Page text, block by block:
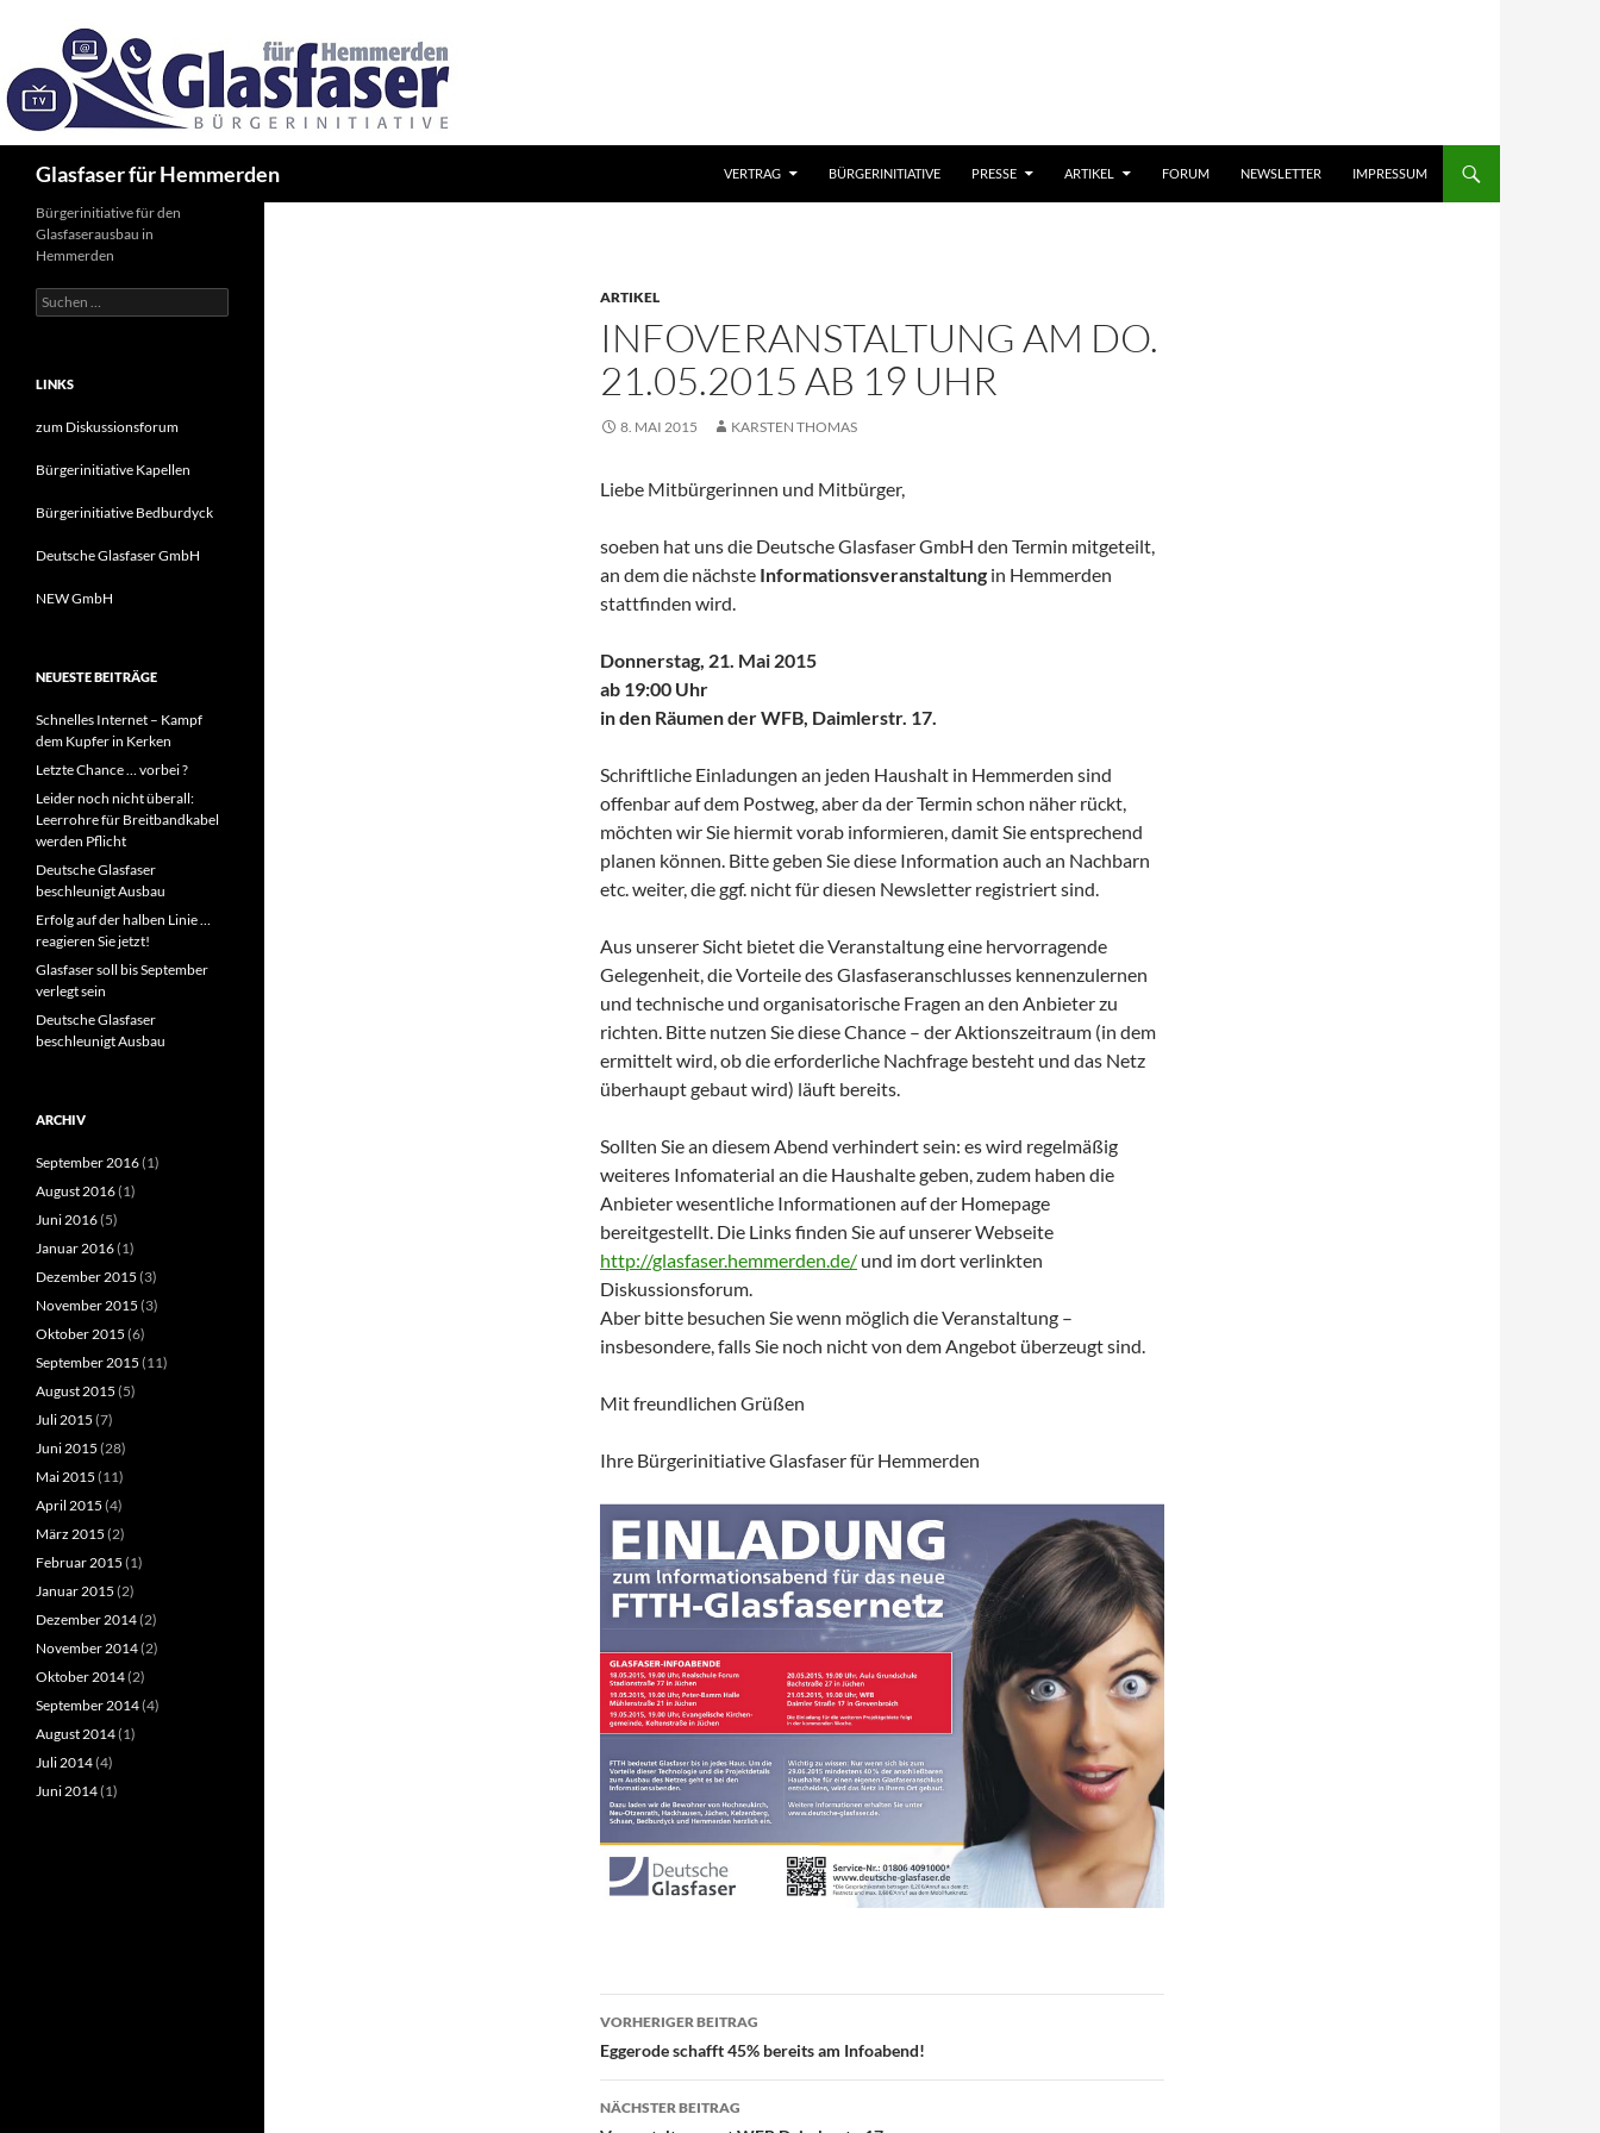
springen
Glasfaser für Hemmerden VERTRAG BÜRGERINITIATIVE PRESSE ARTIKEL FORUM NEWSLETTER IMPRESSUM
ARTIKEL
INFOVERANSTALTUNG AM DO.
21.05.2015 AB 19 UHR
8. MAI 2015 KARSTEN THOMAS
Liebe Mitbürgerinnen und Mitbürger,
soeben hat uns die Deutsche Glasfaser GmbH den Termin mitgeteilt,
an dem die nächste Informationsveranstaltung in Hemmerden
stattfinden wird.
Donnerstag, 21. Mai 2015
ab 19:00 Uhr
in den Räumen der WFB, Daimlerstr. 17.
Schriftliche Einladungen an jeden Haushalt in Hemmerden sind
offenbar auf dem Postweg, aber da der Termin schon näher rückt,
möchten wir Sie hiermit vorab informieren, damit Sie entsprechend
planen können. Bitte geben Sie diese Information auch an Nachbarn
etc. weiter, die ggf. nicht für diesen Newsletter registriert sind.
Aus unserer Sicht bietet die Veranstaltung eine hervorragende
Gelegenheit, die Vorteile des Glasfaseranschlusses kennenzulernen
und technische und organisatorische Fragen an den Anbieter zu
richten. Bitte nutzen Sie diese Chance – der Aktionszeitraum (in dem
ermittelt wird, ob die erforderliche Nachfrage besteht und das Netz
überhaupt gebaut wird) läuft bereits.
Sollten Sie an diesem Abend verhindert sein: es wird regelmäßig
weiteres Infomaterial an die Haushalte geben, zudem haben die
Anbieter wesentliche Informationen auf der Homepage
bereitgestellt. Die Links finden Sie auf unserer Webseite
http://glasfaser.hemmerden.de/ und im dort verlinkten
Diskussionsforum.
Aber bitte besuchen Sie wenn möglich die Veranstaltung –
insbesondere, falls Sie noch nicht von dem Angebot überzeugt sind.
Mit freundlichen Grüßen
Ihre Bürgerinitiative Glasfaser für Hemmerden
Beitragsnavigation
VORHERIGER BEITRAG
Eggerode schafft 45% bereits am Infoabend!
NÄCHSTER BEITRAG
Bürgerinitiative für den
Glasfaserausbau in
Hemmerden
Suche
nach:
LINKS
zum Diskussionsforum
Bürgerinitiative Kapellen
Bürgerinitiative Bedburdyck
Deutsche Glasfaser GmbH
NEW GmbH
NEUESTE BEITRÄGE
Schnelles Internet – Kampf
dem Kupfer in Kerken
Letzte Chance … vorbei ?
Leider noch nicht überall:
Leerrohre für Breitbandkabel
werden Pflicht
Deutsche Glasfaser
beschleunigt Ausbau
Erfolg auf der halben Linie …
reagieren Sie jetzt!
Glasfaser soll bis September
verlegt sein
Deutsche Glasfaser
beschleunigt Ausbau
ARCHIV
September 2016(1)
August 2016(1)
Juni 2016(5)
Januar 2016(1)
Dezember 2015 (3)
November 2015 (3)
Oktober 2015 (6)
September 2015 (11)
August 2015 (5)
Juli 2015 (7)
Juni 2015 (28)
Mai 2015 (11)
April 2015 (4)
März 2015 (2)
Februar 2015 (1)
Januar 2015 (2)
Dezember 2014(2)
November 2014(2)
Oktober 2014(2)
September 2014(4)
August 2014(1)
Juli 2014(4)
Juni 2014(1)